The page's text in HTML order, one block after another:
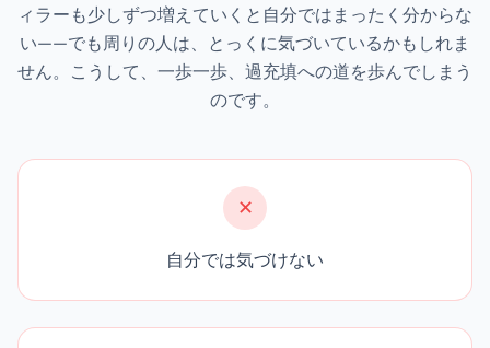
ィラーも少しずつ増えていくと自分ではまったく分からな
い——でも周りの人は、とっくに気づいているかもしれま
せん。こうして、一歩一歩、過充填への道を歩んでしまう
のです。
✕
自分では気づけない